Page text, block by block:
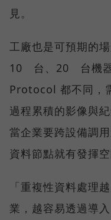
見。
工廠也是可預期的
10 台、20 台機器
Protocol 都不同，
過程累積的影像與
當企業要跨設備調
資料節點就有發揮空
「重複性資料處理
業，越容易透過導